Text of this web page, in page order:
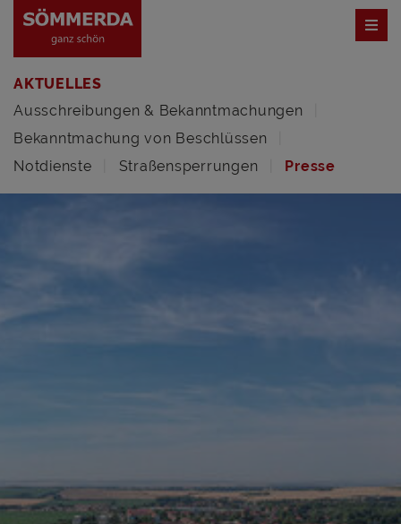
AKTUELLES
Ausschreibungen & Bekanntmachungen
Bekanntmachung von Beschlüssen
Notdienste
Straßensperrungen Presse